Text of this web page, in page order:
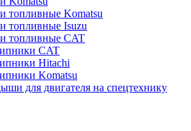
топливные Komatsu
топливные Isuzu
топливные CAT
CAT
Hitachi
Komatsu
для двигателя на спецтехнику